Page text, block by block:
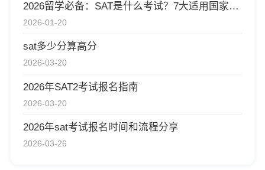
2026留学必备：SAT是什么考试？7大适用国家及院校清单
2026-01-20
sat多少分算高分
2026-03-20
2026年SAT2考试报名指南
2026-03-20
2026年sat考试报名时间和流程分享
2026-03-26